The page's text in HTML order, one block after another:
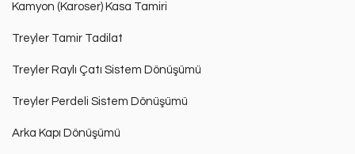
Kamyon (Karoser) Kasa Tamiri
Treyler Tamir Tadilat
Treyler Raylı Çatı Sistem Dönüşümü
Treyler Perdeli Sistem Dönüşümü
Arka Kapı Dönüşümü